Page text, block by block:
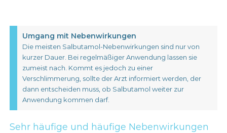
Umgang mit Nebenwirkungen
Die meisten Salbutamol-Nebenwirkungen sind nur von
kurzer Dauer. Bei regelmäßiger Anwendung lassen sie
zumeist nach. Kommt es jedoch zu einer
Verschlimmerung, sollte der Arzt informiert werden, der
dann entscheiden muss, ob Salbutamol weiter zur
Anwendung kommen darf.
Sehr häufige und häufige Nebenwirkungen